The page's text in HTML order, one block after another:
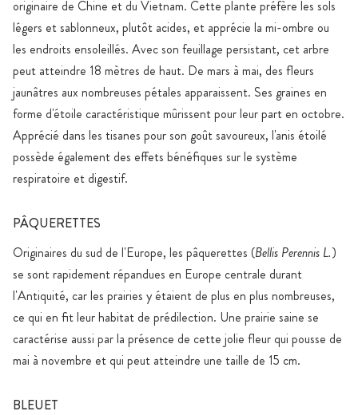
originaire de Chine et du Vietnam. Cette plante préfère les sols
légers et sablonneux, plutôt acides, et apprécie la mi-ombre ou
les endroits ensoleillés. Avec son feuillage persistant, cet arbre
peut atteindre 18 mètres de haut. De mars à mai, des fleurs
jaunâtres aux nombreuses pétales apparaissent. Ses graines en
forme d'étoile caractéristique mûrissent pour leur part en octobre.
Apprécié dans les tisanes pour son goût savoureux, l'anis étoilé
possède également des effets bénéfiques sur le système
respiratoire et digestif.
PÂQUERETTES
Originaires du sud de l'Europe, les pâquerettes (Bellis Perennis L.)
se sont rapidement répandues en Europe centrale durant
l'Antiquité, car les prairies y étaient de plus en plus nombreuses,
ce qui en fit leur habitat de prédilection. Une prairie saine se
caractérise aussi par la présence de cette jolie fleur qui pousse de
mai à novembre et qui peut atteindre une taille de 15 cm.
BLEUET